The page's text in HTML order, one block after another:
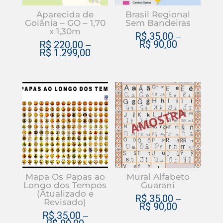
Aparecida de
Goiânia – GO – 1,70
x 1,30m
R$ 220,00 –
R$ 1.299,00
podem
escolhidas
produto
Brasil Regional
Sem Bandeiras
R$ 35,00 –
R$ 90,00
Mapa Os Papas ao
Longo dos Tempos
(Atualizado e
Revisado)
R$35,00 –
Este
produto
tem
várias
variantes.
As
opções
podem
escolhidas
Mural Alfabeto
Guaraní
R$35,00 –
R$ 90,00
Este
tem
várias
As